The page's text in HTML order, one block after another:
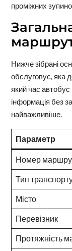
проміжних
Нижче зібрані
обслуговує, яка
який час
інформація без
найважливіше.
Параметр
Номер
Тип
Місто
Перевізник
Протяжність